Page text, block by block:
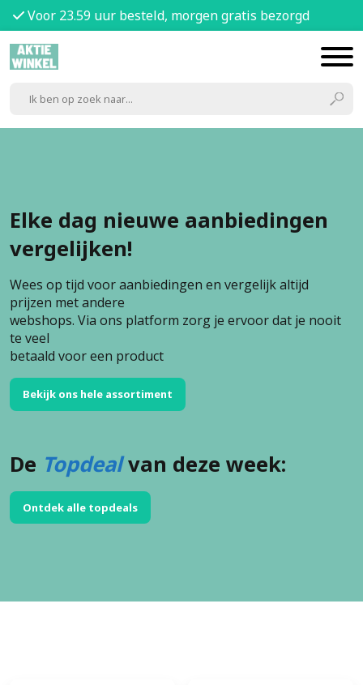
Voor 23.59 uur besteld, morgen gratis bezorgd
Elke dag nieuwe aanbiedingen
vergelijken!
Wees op tijd voor aanbiedingen en vergelijk altijd
prijzen met andere
webshops. Via ons platform zorg je ervoor dat je nooit
te veel
betaald voor een product
Bekijk ons hele assortiment
De Topdealvan deze week:
Ontdek alle topdeals